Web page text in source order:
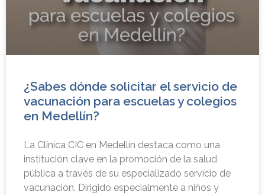
¿Sabes dónde solicitar el servicio de
vacunación para escuelas y colegios
en Medellín?
La Clínica CIC en Medellín destaca como una
institución clave en la promoción de la salud
pública a través de su especializado servicio de
vacunación. Dirigido especialmente a niños y